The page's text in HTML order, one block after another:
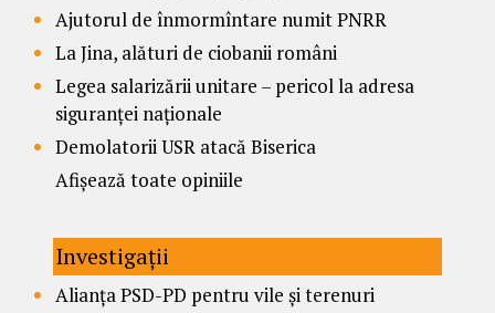
Ajutorul de înmormîntare numit PNRR
La Jina, alături de ciobanii români
Legea salarizării unitare – pericol la adresa
siguranței naționale
Demolatorii USR atacă Biserica
Afișează toate opiniile
Investigații
Alianța PSD-PD pentru vile și terenuri